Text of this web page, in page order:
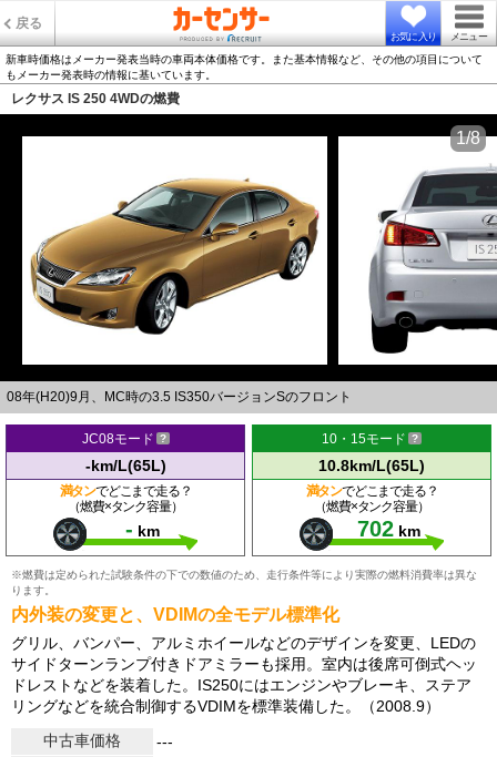
戻る
お気に入り メニュー
新車時価格はメーカー発表当時の車両本体価格です。また基本情報など、その他の項目について
もメーカー発表時の情報に基いています。
レクサス IS 250 4WDの燃費
08年(H20)9月、MC時の3.5 IS350バージョンSのフロント
1/8
JC08モード
-km/L(65L)
満タンでどこまで走る？
（燃費×タンク容量）
- km
10・15モード
10.8km/L(65L)
満タンでどこまで走る？
（燃費×タンク容量）
702 km
※燃費は定められた試験条件の下での数値のため、走行条件等により実際の燃料消費率は異な
ります。
内外装の変更と、VDIMの全モデル標準化
グリル、バンパー、アルミホイールなどのデザインを変更、LEDの
サイドターンランプ付きドアミラーも採用。室内は後席可倒式ヘッ
ドレストなどを装着した。IS250にはエンジンやブレーキ、ステア
リングなどを統合制御するVDIMを標準装備した。（2008.9）
中古車価格
---